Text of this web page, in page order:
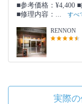
■参考価格：¥4,400
■修理内容：...
すべ
RENNON
実際